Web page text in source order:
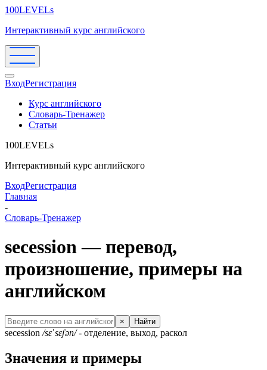
100LEVELs
Интерактивный курс английского
ВходРегистрация
Курс английского
Словарь-Тренажер
Статьи
100LEVELs
Интерактивный курс английского
ВходРегистрация
Главная
-
Словарь-Тренажер
secession — перевод,
произношение, примеры на
английском
× Найти
secession /sɛˈsɛʃən/- отделение, выход, раскол
Значения и примеры